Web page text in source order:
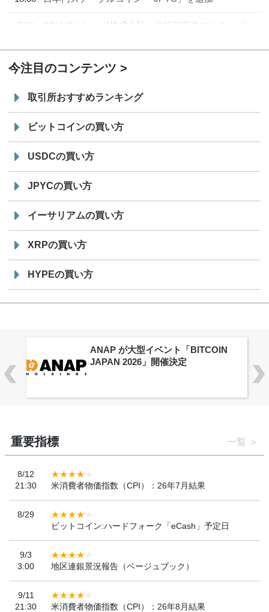
7/29
SBI VCトレード株式会社
信託型円建てステーブル
今注目のコンテンツ
取引所おすすめランキング
ビットコインの買い方
USDCの買い方
JPYCの買い方
イーサリアムの買い方
XRPの買い方
HYPEの買い方
ANAP が大型イベント「BITCOIN
JAPAN 2026」開催決定
重要指標 一覧
8/12
21:30
米消費者物価指数（CPI）：26年7月結果
8/29
ビットコイン:ハードフォーク「eCash」予定日
9/3
3:00
地区連銀景況報告（ベージュブック）
9/11
21:30
米消費者物価指数（CPI）：26年8月結果